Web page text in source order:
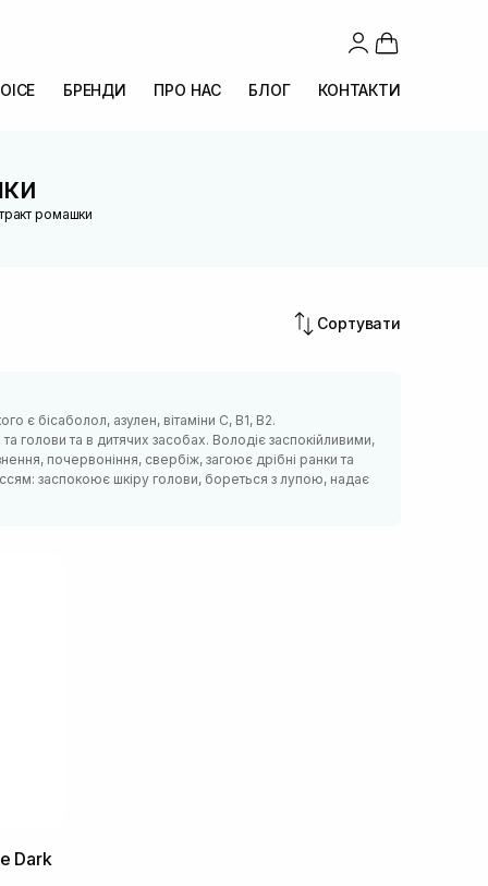
БРЕНДИ ПРО НАС БЛОГ КОНТАКТИ
ромашки
Сортувати
є бісаболол, азулен, вітаміни С, В1, В2.
голови та в дитячих засобах. Володіє заспокійливими,
почервоніння, свербіж, загоює дрібні ранки та
заспокоює шкіру голови, бореться з лупою, надає
Dark